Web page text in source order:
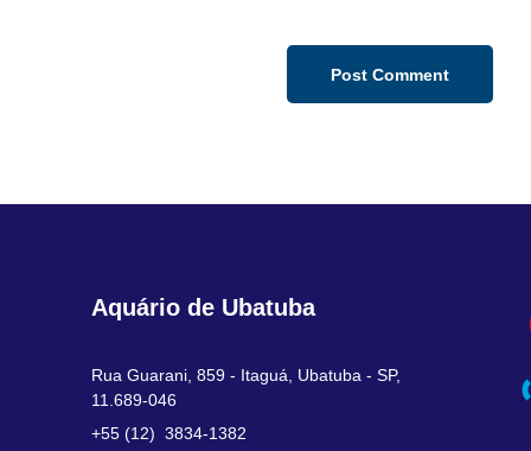
Aquário de Ubatuba
Rua Guarani, 859 - Itaguá, Ubatuba - SP,
11.689-046
+55 (12) 3834-1382